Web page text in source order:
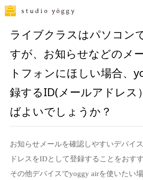
ライブクラスはパソコン
すが、お知らせなどのメ
トフォンにほしい場合、
録するID(メールアドレス
ばよいでしょうか？
お知らせメールを確認しやすいデバイ
ドレスをIDとして登録することをおす
その他デバイスでyoggy airを使いたい